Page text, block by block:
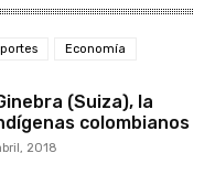
Economía
(Suiza), la
colombianos
2018